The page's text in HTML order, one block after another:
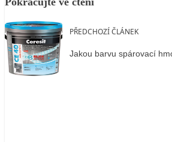
PŘEDCHOZÍ ČLÁNEK
Jakou barvu spárovací